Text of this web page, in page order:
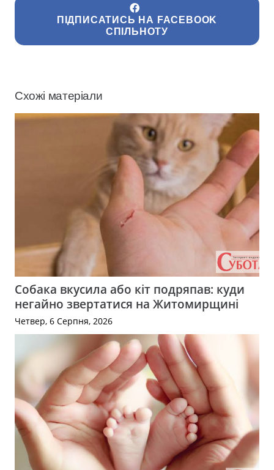
ПІДПИСАТИСЬ НА FACEBOOK
СПІЛЬНОТУ
Схожі матеріали
Собака вкусила або кіт подряпав: куди
негайно звертатися на Житомирщині
Четвер, 6 Серпня, 2026